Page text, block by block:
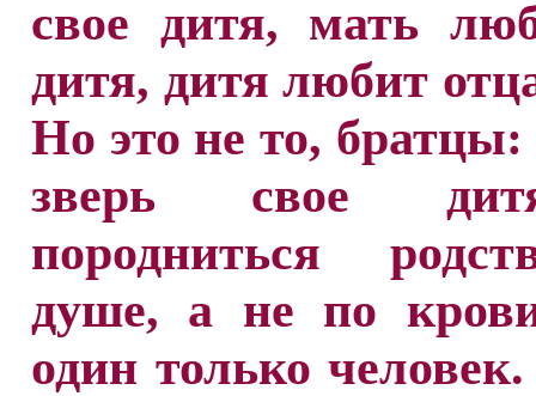
свое дитя, мать
дитя, дитя любит
Но это не то,
зверь свое
породниться
душе, а не по
один только